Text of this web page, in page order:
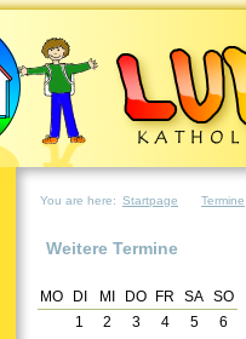
You are here: Startpage Termine
Weitere Termine
MO DI MI DO FR SA SO
1
2 3 4 5
6